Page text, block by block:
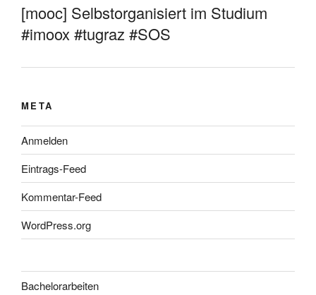
[mooc] Selbstorganisiert im Studium
#imoox #tugraz #SOS
META
Anmelden
Eintrags-Feed
Kommentar-Feed
WordPress.org
Bachelorarbeiten